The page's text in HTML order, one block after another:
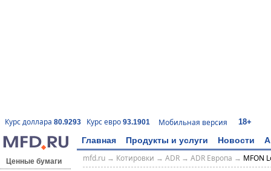
Курс доллара 80.9293 Курс евро 93.1901 Мобильная версия 18+
Главная Продукты и услуги Новости
Ценные бумаги
mfd.ru→ Котировки → ADR→ ADR Европа → MFON